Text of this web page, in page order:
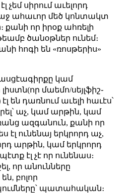
չեմ սիրում աւելորդ
ահաւոր մեծ կոնտակտ
քանի որ իրօք ահռելի
ծանօթներ ունեմ։
հոգի են «ռոսթերիս»
կամ
մաեմո/սեյլֆիշ֊
էլ են դառնում աւելի հաւէս՝
աչ, կամ արթին, կամ
ազգանուն, քանի որ
էլ ունենայ երկրորդ աչ,
արթին, կամ երկրորդ
էլ չէ որ ունենաս։
որ անունները
բոլոր
պատահական։